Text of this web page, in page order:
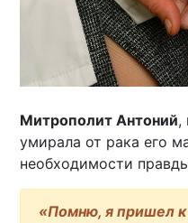
Митрополит Антоний,
умирала от рака его
необходимости
«Помню, я пришел к